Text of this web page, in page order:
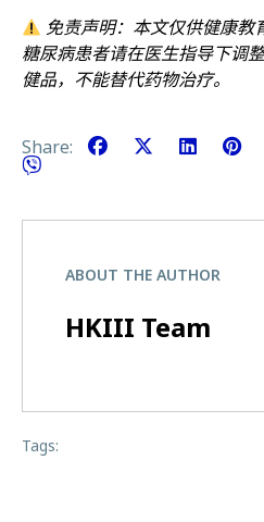
免责声明：本文仅供健康教
糖尿病患者请在医生指导下调
健品，不能替代药物治疗。
Share:
ABOUT THE AUTHOR
HKIII Team
Tags: